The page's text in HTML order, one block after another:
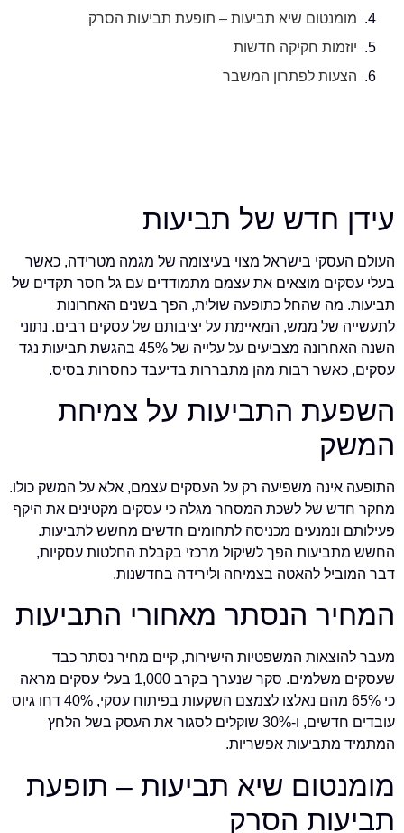
מומנטום שיא תביעות – תופעת תביעות הסרק
יוזמות חקיקה חדשות
הצעות לפתרון המשבר
עידן חדש של תביעות
העולם העסקי בישראל מצוי בעיצומה של מגמה מטרידה, כאשר
בעלי עסקים מוצאים את עצמם מתמודדים עם גל חסר תקדים של
תביעות. מה שהחל כתופעה שולית, הפך בשנים האחרונות
לתעשייה של ממש, המאיימת על יציבותם של עסקים רבים. נתוני
השנה האחרונה מצביעים על עלייה של 45% בהגשת תביעות נגד
עסקים, כאשר רבות מהן מתבררות בדיעבד כחסרות בסיס.
השפעת התביעות על צמיחת
המשק
התופעה אינה משפיעה רק על העסקים עצמם, אלא על המשק כולו.
מחקר חדש של לשכת המסחר מגלה כי עסקים מקטינים את היקף
פעילותם ונמנעים מכניסה לתחומים חדשים מחשש לתביעות.
החשש מתביעות הפך לשיקול מרכזי בקבלת החלטות עסקיות,
דבר המוביל להאטה בצמיחה ולירידה בחדשנות.
המחיר הנסתר מאחורי התביעות
מעבר להוצאות המשפטיות הישירות, קיים מחיר נסתר כבד
שעסקים משלמים. סקר שנערך בקרב 1,000 בעלי עסקים מראה
כי 65% מהם נאלצו לצמצם השקעות בפיתוח עסקי, 40% דחו גיוס
עובדים חדשים, ו-30% שוקלים לסגור את העסק בשל הלחץ
המתמיד מתביעות אפשריות.
מומנטום שיא תביעות – תופעת
תביעות הסרק